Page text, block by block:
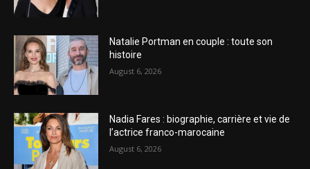
Natalie Portman en couple : toute son
histoire
August 6, 2026
Nadia Fares : biographie, carrière et vie de
l’actrice franco-marocaine
August 6, 2026